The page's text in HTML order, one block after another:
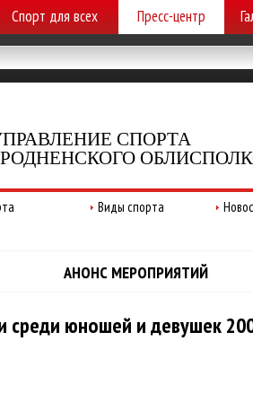
Спорт для всех Пресс-центр
СПОРТА
Виды спорта
АНОНС МЕРОПРИЯТИЙ
среди юношей и девушек